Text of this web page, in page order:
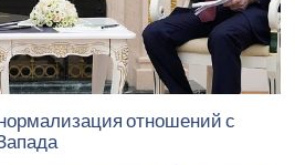
отношений с